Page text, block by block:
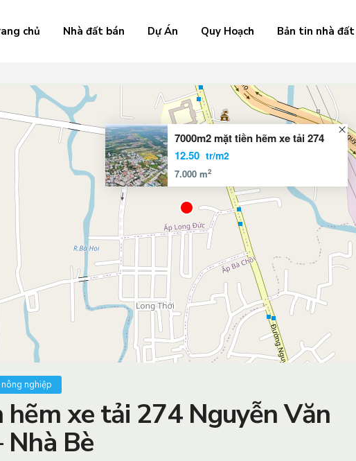
chủ Nhà đất bán Dự Án Quy Hoạch Bản tin nhà đất
7000m2 mặt tiền hẽm xe tải 274
12.50 tr/m2
7.000 m2
nghiệp
xe tải 274 Nguyễn Văn
Nhà Bè